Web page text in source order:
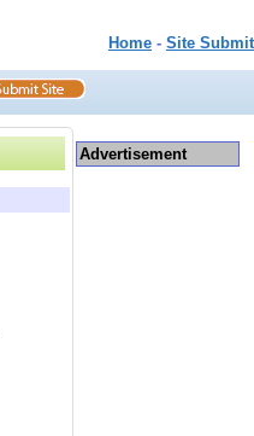
Home - Site Submit
Advertisement